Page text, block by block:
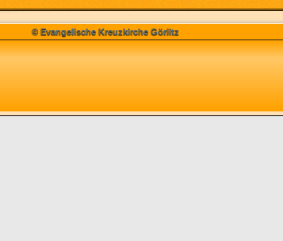
© Evangelische Kreuzkirche Görlitz